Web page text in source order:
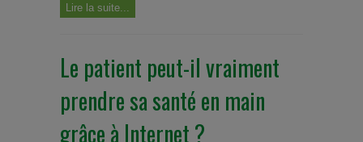
Lire la suite...
Le patient peut-il vraiment
prendre sa santé en main
grâce à Internet ?